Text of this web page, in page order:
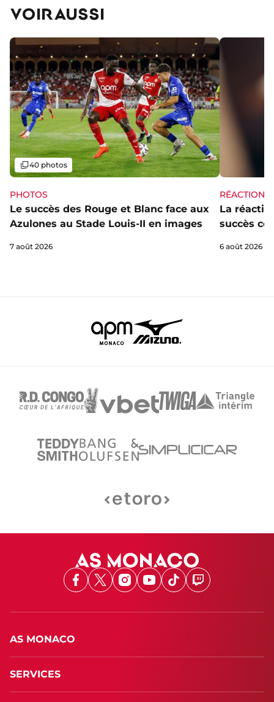
VOIR AUSSI
PHOTOS
Le succès des Rouge et Blanc face aux
Azulones au Stade Louis-II en images
Galerie
40 photos
7 août 2026
RÉACTIONS
La
succès
6 août 2026
Facebook
X Instagram
Youtube
TikTokTwitch
AS MONACO
SERVICES